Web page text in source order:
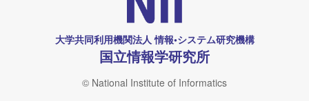
大学共同利用機関法人 情報•システム研究機構
国立情報学研究所
© National Institute of Informatics